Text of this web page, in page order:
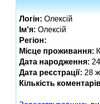
Логін: Олексій
Ім'я: Олексій
Регіон:
Місце проживання:
Дата народження:
Дата реєстрації: 28
Кількість